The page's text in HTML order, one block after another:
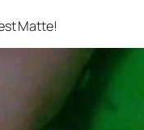
Matte!​